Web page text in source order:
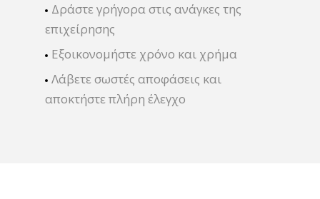
Δράστε γρήγορα στις ανάγκες της
επιχείρησης
Εξοικονομήστε χρόνο και χρήμα
Λάβετε σωστές αποφάσεις και
αποκτήστε πλήρη έλεγχο